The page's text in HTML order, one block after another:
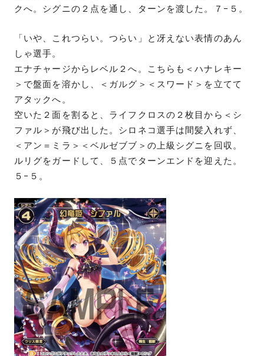
クへ。シグニの２点を通し、ターンを渡した。７−５。
「いや、これつらい。つらい」と冴えない表情のあん
しゃ選手。
エナチャージからレベル２へ。こちらも＜ハナレキー
＞で盤面を溶かし、＜ガルグ＞＜スワード＞を立てて
アタックへ。
空いた２面を割ると、ライフクロスの２枚目から＜シ
ファル＞が飛び出した。シロネコ選手は間髪入れず、
＜アン＝ミラ＞＜ベルゼブブ＞の上級シグニを回収。
ルリグをガードして、５点でターンエンドを迎えた。
５−５。